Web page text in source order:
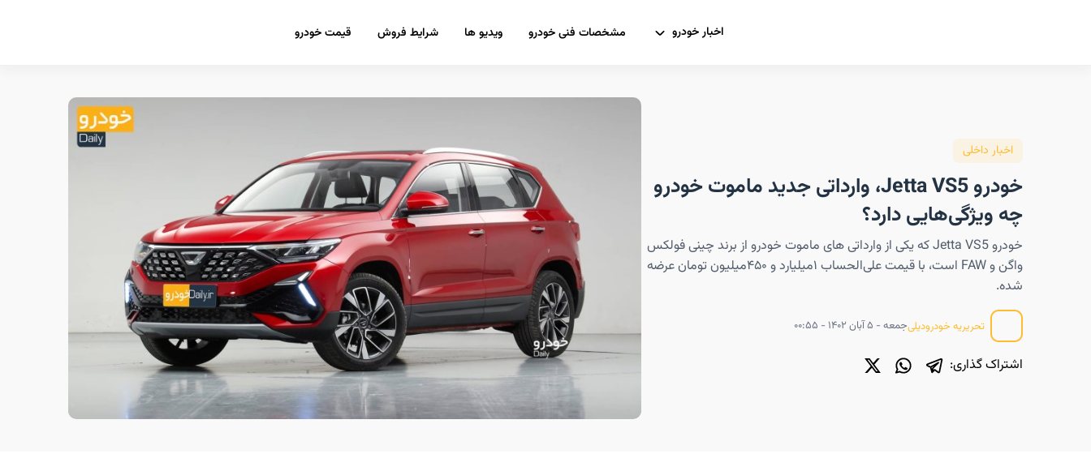
اخبار خودرو مشخصات فنی خودرو ویدیو ها شرایط فروش قیمت خودرو
اخبار داخلی
خودرو Jetta VS5، وارداتی جدید ماموت خودرو
چه ویژگی‌هایی دارد؟
خودرو Jetta VS5 که یکی از وارداتی های ماموت خودرو از برند چینی فولکس
واگن و FAW است، با قیمت علی‌الحساب ۱میلیارد و ۴۵۰میلیون تومان عرضه
شده.
تحریریه خودرودیلیجمعه - ۵ آبان ۱۴۰۲ - ۰۰:۵۵
اشتراک گذاری: